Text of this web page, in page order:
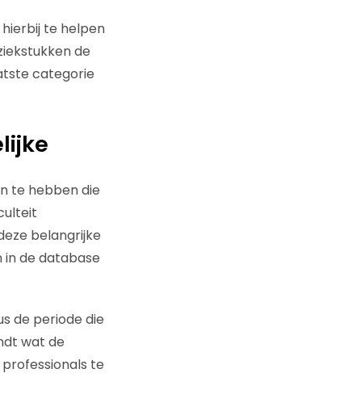
te helpen
de
categorie
te hebben die
belangrijke
in de database
de periode die
wat de
te